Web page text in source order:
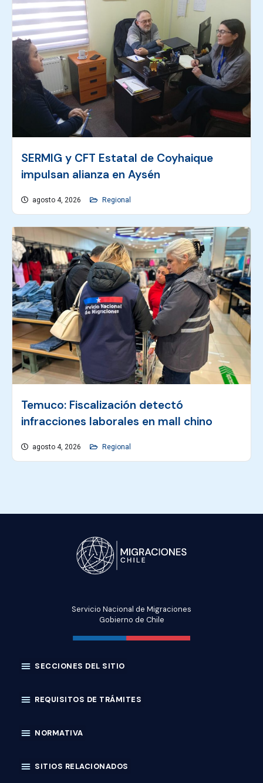
SERMIG y CFT Estatal de Coyhaique
impulsan alianza en Aysén
agosto 4, 2026 Regional
Temuco: Fiscalización detectó
infracciones laborales en mall chino
agosto 4, 2026 Regional
Servicio Nacional de Migraciones
Gobierno de Chile